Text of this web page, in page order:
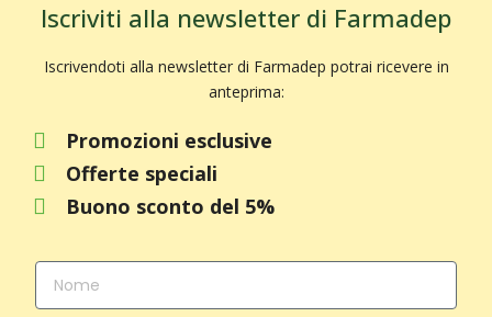
Iscriviti alla newsletter di Farmadep
Iscrivendoti alla newsletter di Farmadep potrai ricevere in
anteprima:
Promozioni esclusive
Offerte speciali
Buono sconto del 5%